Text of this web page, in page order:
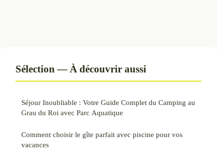
Sélection — À découvrir aussi
Séjour Inoubliable : Votre Guide Complet du Camping au
Grau du Roi avec Parc Aquatique
Comment choisir le gîte parfait avec piscine pour vos
vacances